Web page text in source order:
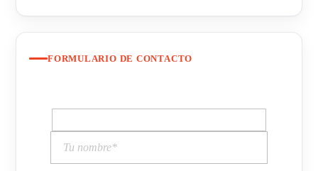
FORMULARIO DE CONTACTO